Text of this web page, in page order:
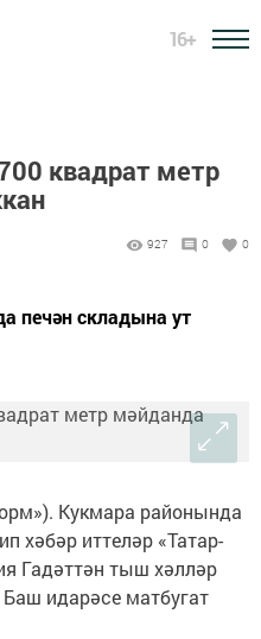
16+
квадрат метр
927 0 0
печән складына ут
Кукмара районында
хәбәр иттеләр «Татар-
Гадәттән тыш хәлләр
идарәсе матбугат